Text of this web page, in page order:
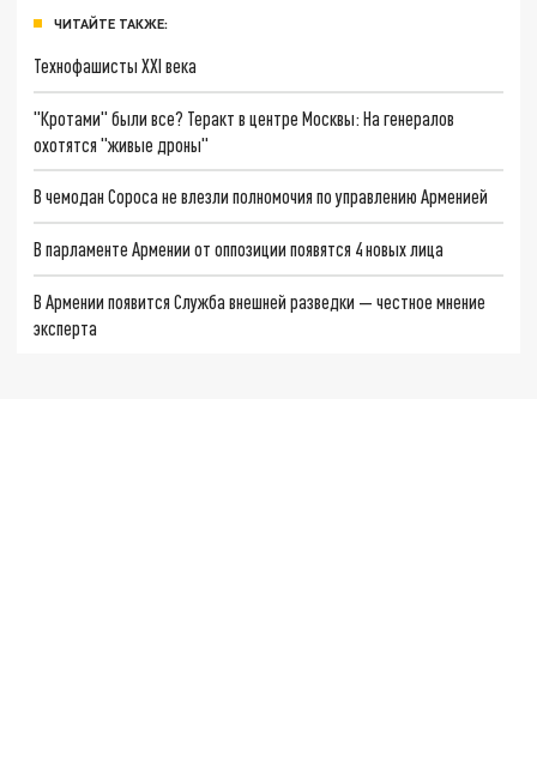
ЧИТАЙТЕ ТАКЖЕ:
Технофашисты XXI века
"Кротами" были все? Теракт в центре Москвы: На генералов
охотятся "живые дроны"
В чемодан Сороса не влезли полномочия по управлению Арменией
В парламенте Армении от оппозиции появятся 4 новых лица
В Армении появится Служба внешней разведки — честное мнение
эксперта